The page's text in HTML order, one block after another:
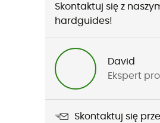
Zastosowana technologia
Thermarator™
Nieprzemakalność
Water-repellent
Skontaktuj się z
hardguides!
David
Ekspert
Skontaktuj się